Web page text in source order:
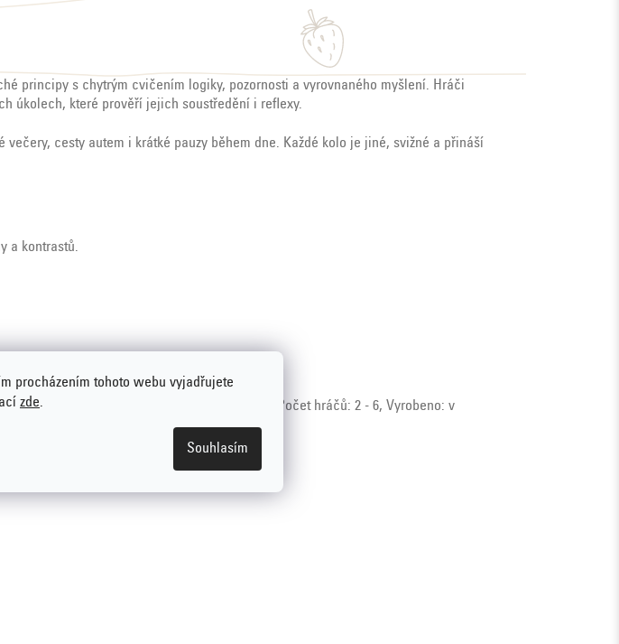
procházením tohoto webu vyjadřujete
zde.
Souhlasím
principy s chytrým cvičením logiky, pozornosti a vyrovnaného myšlení. Hráči
úkolech, které prověří jejich soustředění i reflexy.
cesty autem i krátké pauzy během dne. Každé kolo je jiné, svižné a přináší
a kontrastů.
hru s prvkem logiky. Počet hráčů: 2 - 6, Vyrobeno: v